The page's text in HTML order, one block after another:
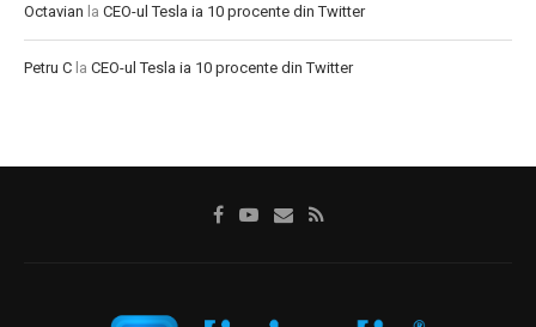
Octavian la CEO-ul Tesla ia 10 procente din Twitter
Petru C la CEO-ul Tesla ia 10 procente din Twitter